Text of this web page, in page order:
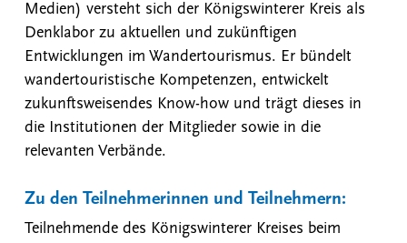
Medien) versteht sich der Königswinterer Kreis als
Denklabor zu aktuellen und zukünftigen
Entwicklungen im Wandertourismus. Er bündelt
wandertouristische Kompetenzen, entwickelt
zukunftsweisendes Know-how und trägt dieses in
die Institutionen der Mitglieder sowie in die
relevanten Verbände.
Zu den Teilnehmerinnen und Teilnehmern:
Teilnehmende des Königswinterer Kreises beim